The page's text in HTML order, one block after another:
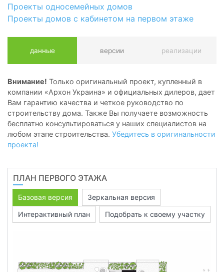
Проекты односемейных домов
Проекты домов с кабинетом на первом этаже
данные версии реализации
Внимание! Только оригинальный проект, купленный в
компании «Архон Украина» и официальных дилеров, дает
Вам гарантию качества и четкое руководство по
строительству дома. Также Вы получаете возможность
бесплатно консультироваться у наших специалистов на
любом этапе строительства. Убедитесь в оригинальности
проекта!
ПЛАН ПЕРВОГО ЭТАЖА
Базовая версия
Зеркальная версия
Интерактивный план
Подобрать к своему участку